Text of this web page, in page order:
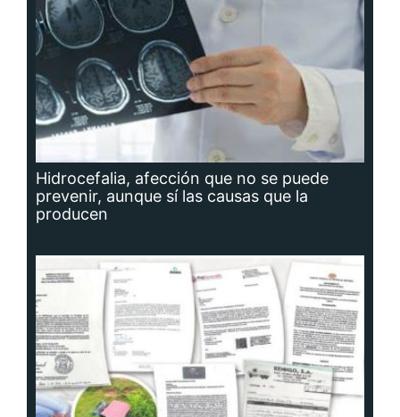
Hidrocefalia, afección que no se puede
prevenir, aunque sí las causas que la
producen